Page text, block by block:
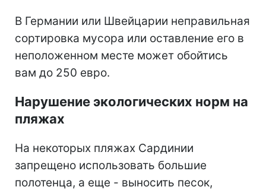
В Германии или Швейцарии неправильная
сортировка мусора или оставление его в
неположенном месте может обойтись
вам до 250 евро.
Нарушение экологических норм на
пляжах
На некоторых пляжах Сардинии
запрещено использовать большие
полотенца, а еще - выносить песок,